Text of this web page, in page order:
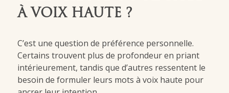
À VOIX HAUTE ?
C’est une question de préférence personnelle.
Certains trouvent plus de profondeur en priant
intérieurement, tandis que d’autres ressentent le
besoin de formuler leurs mots à voix haute pour